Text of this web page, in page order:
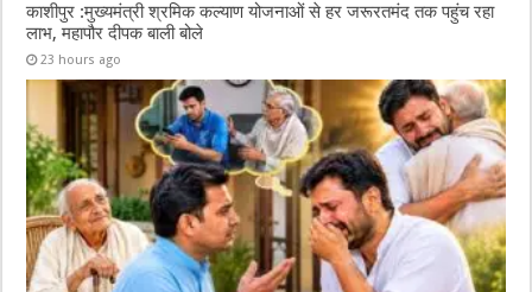
काशीपुर :मुख्यमंत्री श्रमिक कल्याण योजनाओं से हर जरूरतमंद तक पहुंच रहा
लाभ, महापौर दीपक बाली बोले
23 hours ago